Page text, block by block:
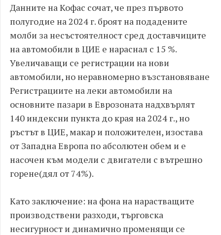
Данните на Кофас сочат, че през първото
полугодие на 2024 г. броят на подадените
молби за несъстоятелност сред доставчиците
на автомобили в ЦИЕ е нараснал с 15 %.
Увеличаващи се регистрации на нови
автомобили, но неравномерно възстановяване
Регистрациите на леки автомобили на
основните пазари в Еврозоната надхвърлят
140 индексни пункта до края на 2024 г., но
ръстът в ЦИЕ, макар и положителен, изостава
от Западна Европа по абсолютен обем и е
насочен към модели с двигатели с вътрешно
горене(дял от 74%).
Като заключение: на фона на нарастващите
производствени разходи, търговска
несигурност и динамично променящи се